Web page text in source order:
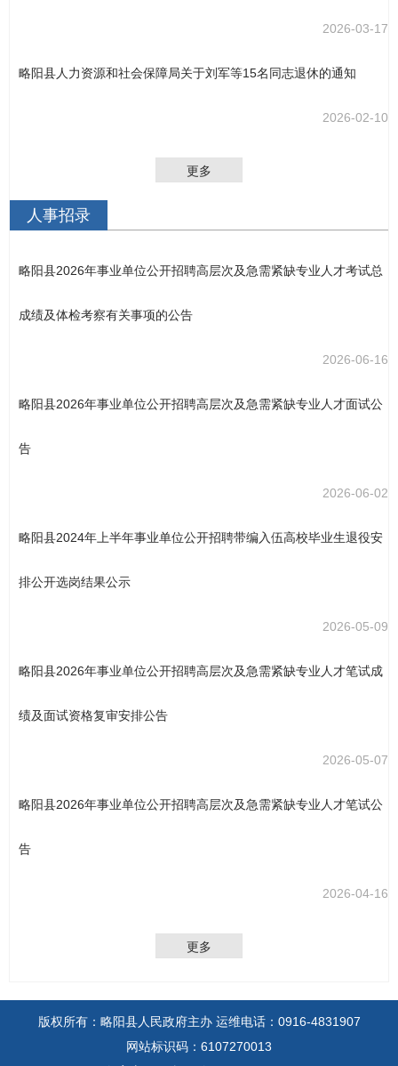
2026-03-17
略阳县人力资源和社会保障局关于刘军等15名同志退休的通知
2026-02-10
更多
人事招录
略阳县2026年事业单位公开招聘高层次及急需紧缺专业人才考试总
成绩及体检考察有关事项的公告
2026-06-16
略阳县2026年事业单位公开招聘高层次及急需紧缺专业人才面试公
告
2026-06-02
略阳县2024年上半年事业单位公开招聘带编入伍高校毕业生退役安
排公开选岗结果公示
2026-05-09
略阳县2026年事业单位公开招聘高层次及急需紧缺专业人才笔试成
绩及面试资格复审安排公告
2026-05-07
略阳县2026年事业单位公开招聘高层次及急需紧缺专业人才笔试公
告
2026-04-16
更多
版权所有：略阳县人民政府主办 运维电话：0916-4831907
网站标识码：6107270013